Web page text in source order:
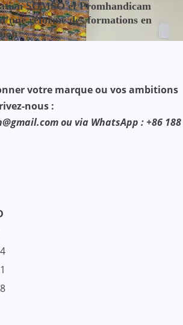
SOMSO et Promhandicam
réforme des formations en
votre marque ou vos ambitions
nous :
ou via WhatsApp : +86 188